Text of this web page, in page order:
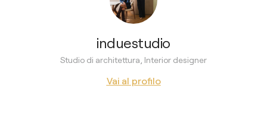
induestudio
Studio di architettura, Interior designer
Vai al profilo